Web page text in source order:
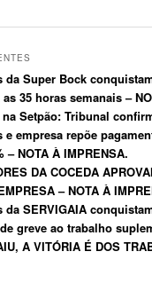
da Super Bock
35 horas semanais –
Setpão: Tribunal
e empresa repõe
– NOTA À IMPRENSA.
DA COCEDA
– NOTA À
da SERVIGAIA
greve ao trabalho
A VITÓRIA É DOS